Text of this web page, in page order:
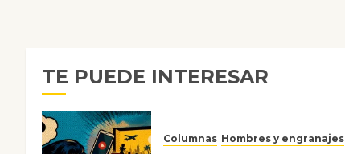
TE PUEDE INTERESAR
Columnas Hombres y engranajes